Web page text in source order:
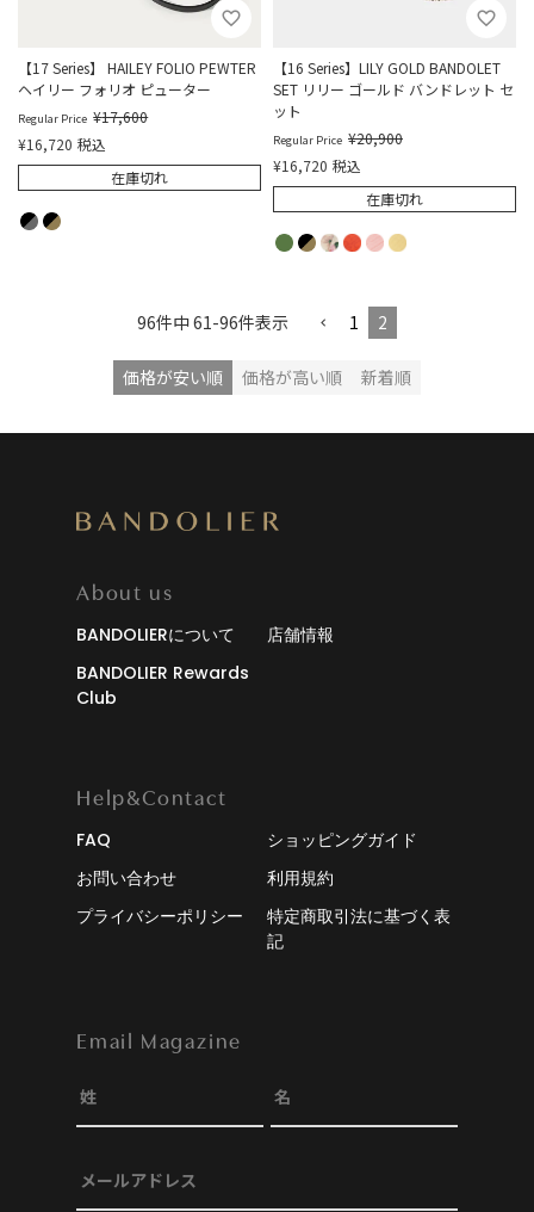
【17 Series】 HAILEY FOLIO PEWTER
ヘイリー フォリオ ピューター
Regular Price ¥17,600
¥16,720 税込
在庫切れ
【16 Series】LILY GOLD BANDOLET
SET リリー ゴールド バンドレット セ
ット
Regular Price ¥20,900
¥16,720 税込
在庫切れ
価格が安い順 価格が高い順 新着順
96件中61-96件表示 1 2
About us
BANDOLIERについて
店舗情報
BANDOLIER Rewards
Club
Help&Contact
FAQ
ショッピングガイド
お問い合わせ
利用規約
プライバシーポリシー
特定商取引法に基づく表
記
Email Magazine